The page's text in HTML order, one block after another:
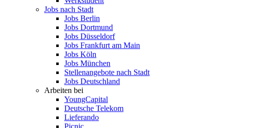
Jobs nach Stadt
Jobs Berlin
Jobs Dortmund
Jobs Düsseldorf
Jobs Frankfurt am Main
Jobs Köln
Jobs München
Stellenangebote nach Stadt
Jobs Deutschland
Arbeiten bei
YoungCapital
Deutsche Telekom
Lieferando
Picnic